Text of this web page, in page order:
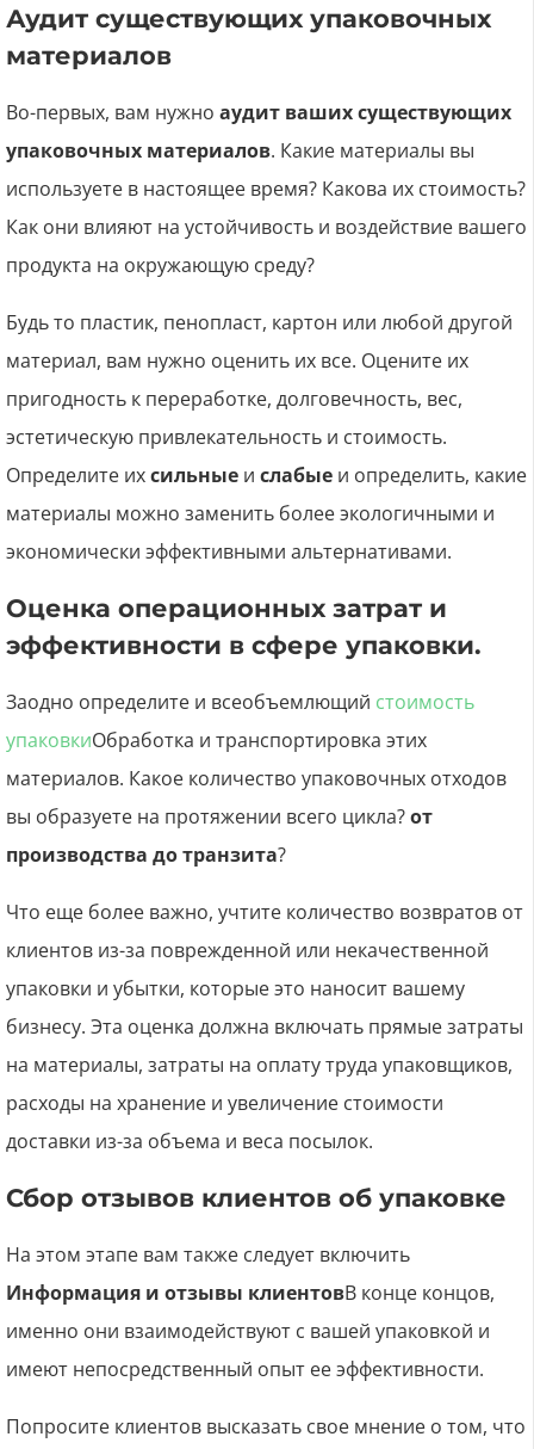
Аудит существующих упаковочных
материалов
Во-первых, вам нужно аудит ваших существующих
упаковочных материалов. Какие материалы вы
используете в настоящее время? Какова их стоимость?
Как они влияют на устойчивость и воздействие вашего
продукта на окружающую среду?
Будь то пластик, пенопласт, картон или любой другой
материал, вам нужно оценить их все. Оцените их
пригодность к переработке, долговечность, вес,
эстетическую привлекательность и стоимость.
Определите ихсильные и слабые и определить, какие
материалы можно заменить более экологичными и
экономически эффективными альтернативами.
Оценка операционных затрат и
эффективности в сфере упаковки.
Заодно определите и всеобъемлющий стоимость
упаковкиОбработка и транспортировка этих
материалов. Какое количество упаковочных отходов
вы образуете на протяжении всего цикла?от
производства до транзита?
Что еще более важно, учтите количество возвратов от
клиентов из-за поврежденной или некачественной
упаковки и убытки, которые это наносит вашему
бизнесу. Эта оценка должна включать прямые затраты
на материалы, затраты на оплату труда упаковщиков,
расходы на хранение и увеличение стоимости
доставки из-за объема и веса посылок.
Сбор отзывов клиентов об упаковке
На этом этапе вам также следует включить
Информация и отзывы клиентовВ конце концов,
именно они взаимодействуют с вашей упаковкой и
имеют непосредственный опыт ее эффективности.
Попросите клиентов высказать свое мнение о том, что